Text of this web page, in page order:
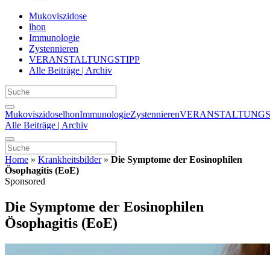
Mukoviszidose
lhon
Immunologie
Zystennieren
VERANSTALTUNGSTIPP
Alle Beiträge | Archiv
MukoviszidoselhonImmunologieZystennieren
Alle Beiträge | Archiv
Home » Krankheitsbilder» Die Symptome der Eosinophilen
Ösophagitis (EoE)
Sponsored
Die Symptome der Eosinophilen
Ösophagitis (EoE)